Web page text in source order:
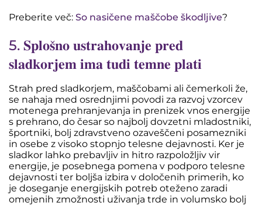
Preberite več: So nasičene maščobe škodljive?
5. 𝐒𝐩𝐥𝐨𝐬̌𝐧𝐨 𝐮𝐬𝐭𝐫𝐚𝐡𝐨𝐯𝐚𝐧𝐣𝐞 𝐩𝐫𝐞𝐝
𝐬𝐥𝐚𝐝𝐤𝐨𝐫𝐣𝐞𝐦 𝐢𝐦𝐚 𝐭𝐮𝐝𝐢 𝐭𝐞𝐦𝐧𝐞 𝐩𝐥𝐚𝐭𝐢
Strah pred sladkorjem, maščobami ali čemerkoli že,
se nahaja med osrednjimi povodi za razvoj vzorcev
motenega prehranjevanja in prenizek vnos energije
s prehrano, do česar so najbolj dovzetni mladostniki,
športniki, bolj zdravstveno ozaveščeni posamezniki
in osebe z visoko stopnjo telesne dejavnosti. Ker je
sladkor lahko prebavljiv in hitro razpoložljiv vir
energije, je posebnega pomena v podporo telesne
dejavnosti ter boljša izbira v določenih primerih, ko
je doseganje energijskih potreb oteženo zaradi
omejenih zmožnosti uživanja trde in volumsko bolj